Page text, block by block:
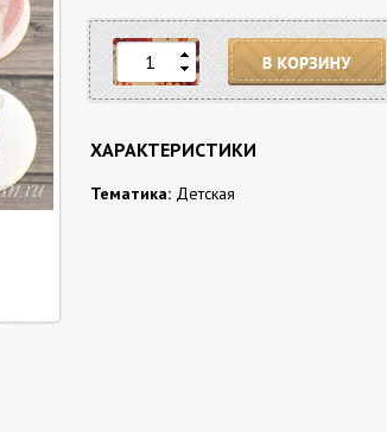
В корзину
ХАРАКТЕРИСТИКИ
Тематика: Детская